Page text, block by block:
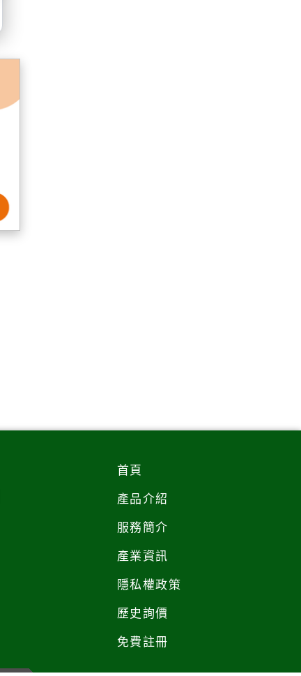
首頁
產品介紹
服務簡介
產業資訊
隱私權政策
歷史詢價
免費註冊